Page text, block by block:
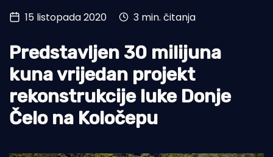
Ribolov
Tradicija i kultura
15 listopada 2020 3 min. čitanja
Predstavljen 30 milijuna
kuna vrijedan projekt
rekonstrukcije luke Donje
Čelo na Koločepu